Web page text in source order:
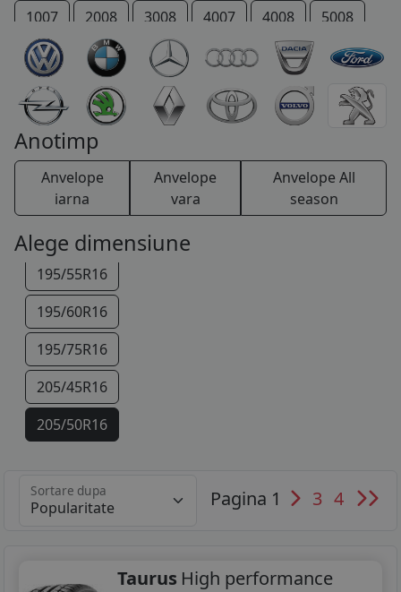
1007
2008 3008 4007 4008
5008
206 +
207 + Bipper Boxer
Expert
IOn
P 4 Partner RCZ
Rifter
TRAVELLER
Anotimp
Anvelope
iarna
Anvelope
vara
Anvelope All
season
Alege dimensiune
215/65R15
215/70R15
225/70R15
255/75R15
185/75R16
195/45R16
195/50R16
195/55R16
195/60R16
195/75R16
205/45R16
205/50R16
205/60R16
Sortare dupa Pagina 1 3 4
Taurus High performance